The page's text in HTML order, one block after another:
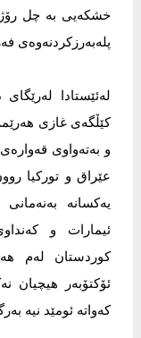
خشكەیی بە چل رۆژ
پلەبەرزكردنەوەی
لەئێستادا
كێڵگەی غازی
و بەتەواوی
عێراق ‌و توركیا
یەكسانە بەنەمانی
ئیمارات و
ئۆكتۆبەر هیچیان
كەواتە ئومێد نیە